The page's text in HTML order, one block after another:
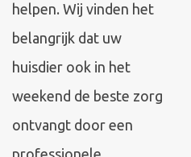
helpen. Wij vinden het
belangrijk dat uw
huisdier ook in het
weekend de beste zorg
ontvangt door een